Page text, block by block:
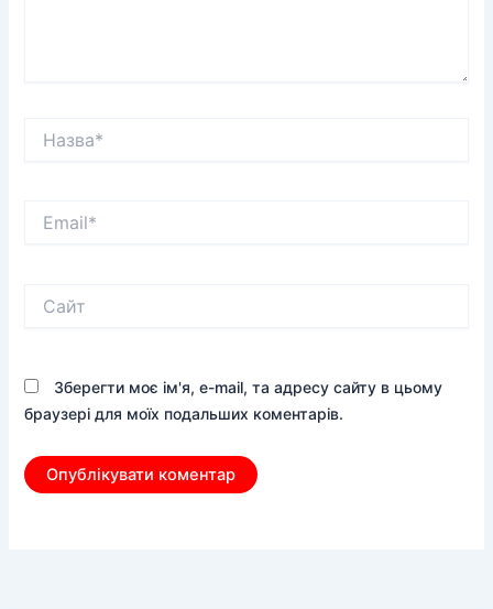
Зберегти моє ім'я, e-mail, та адресу сайту в цьому
браузері для моїх подальших коментарів.